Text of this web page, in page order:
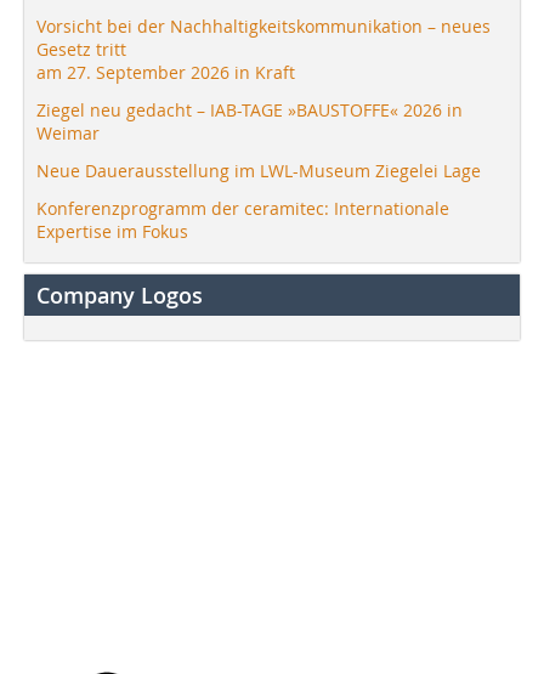
Vorsicht bei der Nachhaltigkeitskommunikation – neues
Gesetz tritt
am 27. September 2026 in Kraft
Ziegel neu gedacht – IAB-TAGE »BAUSTOFFE« 2026 in
Weimar
Neue Dauerausstellung im LWL-Museum Ziegelei Lage
Konferenzprogramm der ceramitec: Internationale
Expertise im Fokus
Company Logos